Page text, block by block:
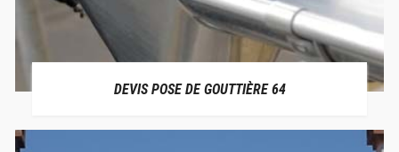
DEVIS POSE DE GOUTTIÈRE 64